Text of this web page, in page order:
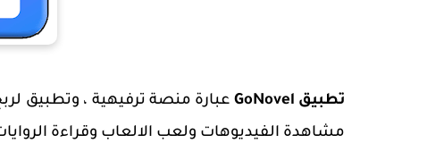
تطبيق GoNovel عبارة منصة ترفيهية ، وتطبيق
مشاهدة الفيديوهات ولعب الالعاب وقراءة